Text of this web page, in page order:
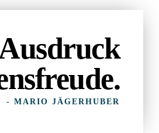
- MARIO JÄGERHUBER